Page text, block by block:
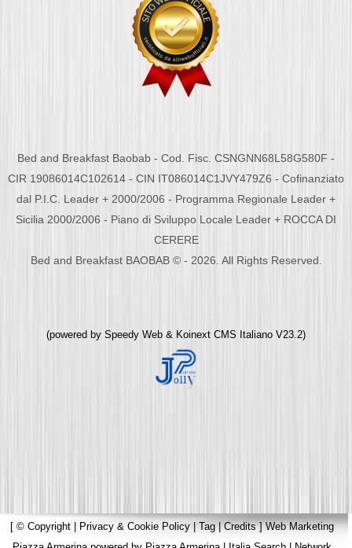
Bed and Breakfast Baobab - Cod. Fisc. CSNGNN68L58G580F -
CIR 19086014C102614 - CIN IT086014C1JVY479Z6 - Cofinanziato
dal P.I.C. Leader + 2000/2006 - Programma Regionale Leader +
Sicilia 2000/2006 - Piano di Sviluppo Locale Leader + ROCCA DI
CERERE
Bed and Breakfast BAOBAB © - 2026. All Rights Reserved.
(powered by Speedy Web & Koinext CMS Italiano V23.2)
[ © Copyright | Privacy & Cookie Policy | Tag|Credits]Web Marketing